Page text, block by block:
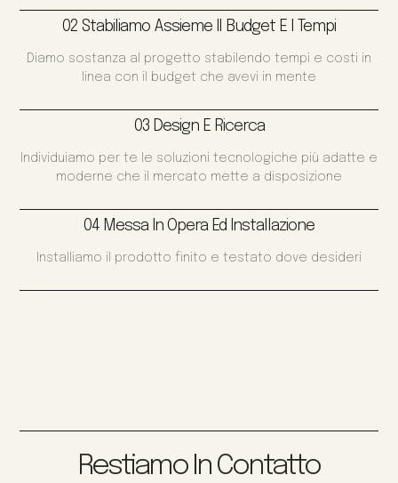
02 Stabiliamo Assieme Il Budget E I Tempi
Diamo sostanza al progetto stabilendo tempi e costi in
linea con il budget che avevi in mente
03 Design E Ricerca
Individuiamo per te le soluzioni tecnologiche più adatte e
moderne che il mercato mette a disposizione
04 Messa In Opera Ed Installazione
Installiamo il prodotto finito e testato dove desideri
Restiamo In Contatto